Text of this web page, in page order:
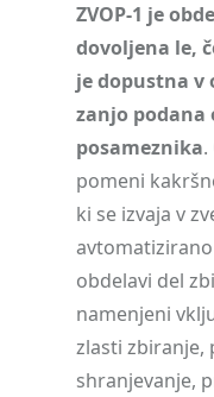
ZVOP-1 je
dovoljena le,
je dopustna v
zanjo podana
posameznika
pomeni
ki se izvaja v
obdelavi del
namenjeni
zlasti zbiranje,
shranjevanje,